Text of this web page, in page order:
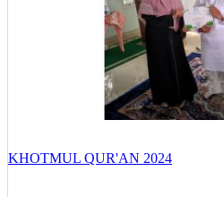
KHOTMUL QUR'AN 2024